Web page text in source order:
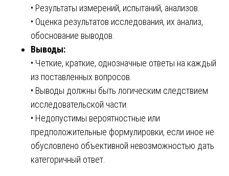
• Результаты измерений, испытаний, анализов.
• Оценка результатов исследования, их анализ,
обоснование выводов.
Выводы:
• Четкие, краткие, однозначные ответы на каждый
из поставленных вопросов.
• Выводы должны быть логическим следствием
исследовательской части.
• Недопустимы вероятностные или
предположительные формулировки, если иное не
обусловлено объективной невозможностью дать
категоричный ответ.